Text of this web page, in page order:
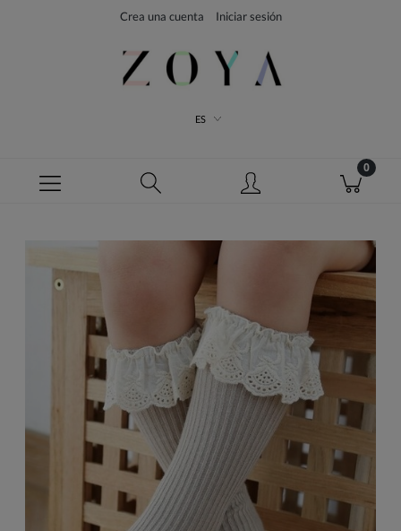
Crea una cuenta Iniciar sesión
ES